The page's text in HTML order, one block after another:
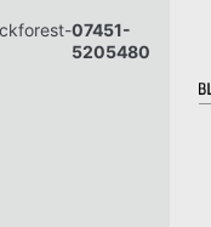
07451-
5205480